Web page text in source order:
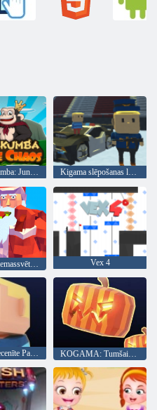
Kiba un Kumba: Jungle Chaos Kigama slēpošanas lekt!
Kogama: Ziemassvētku parks Vex 4
Kogama: vecenīte Parkour KOGAMA: Tumšais parkour